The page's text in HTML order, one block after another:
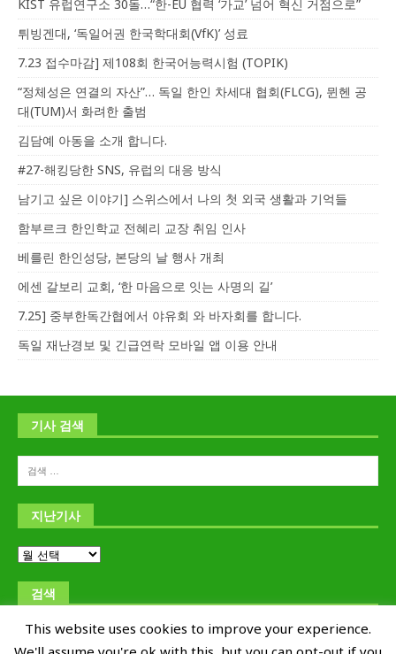
KIST 유럽연구소 30돌…“한-EU 협력 ‘가교’ 넘어 혁신 거점으로”
튀빙겐대, ‘독일어권 한국학대회(VfK)’ 성료
7.23 접수마감] 제108회 한국어능력시험 (TOPIK)
“정체성은 연결의 자산”… 독일 한인 차세대 협회(FLCG), 뮌헨 공
대(TUM)서 화려한 출범
김담예 아동을 소개 합니다.
#27-해킹당한 SNS, 유럽의 대응 방식
남기고 싶은 이야기] 스위스에서 나의 첫 외국 생활과 기억들
함부르크 한인학교 전혜리 교장 취임 인사
베를린 한인성당, 본당의 날 행사 개최
에센 갈보리 교회, ‘한 마음으로 잇는 사명의 길’
7.25] 중부한독간협에서 야유회 와 바자회를 합니다.
독일 재난경보 및 긴급연락 모바일 앱 이용 안내
기사 검색
지난기사
검색
This website uses cookies to improve your experience.